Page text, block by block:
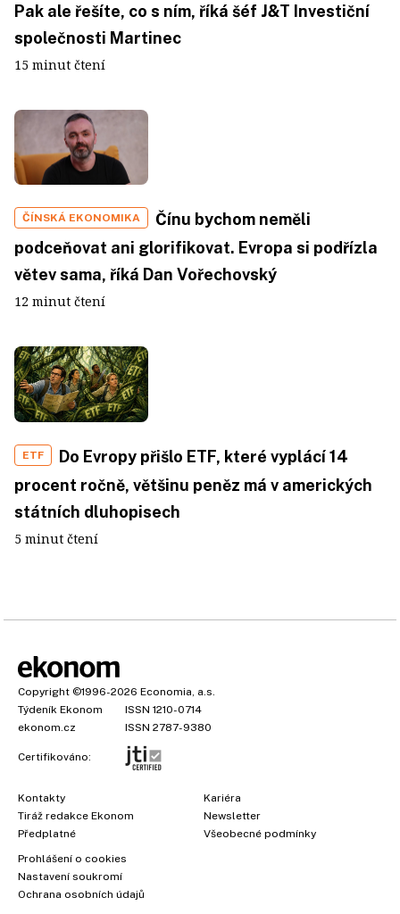
Pak ale řešíte, co s ním, říká šéf J&T Investiční
společnosti Martinec
15 minut čtení
ČÍNSKÁ EKONOMIKA
Čínu bychom neměli
podceňovat ani glorifikovat. Evropa si podřízla
větev sama, říká Dan Vořechovský
12 minut čtení
ETF
Do Evropy přišlo ETF, které vyplácí 14
procent ročně, většinu peněz má v amerických
státních dluhopisech
5 minut čtení
Copyright ©1996-2026 Economia, a.s.
Týdeník Ekonom
ISSN 1210-0714
ekonom.cz
ISSN 2787-9380
Certifikováno:
Kontakty
Tiráž redakce Ekonom
Předplatné
Kariéra
Newsletter
Všeobecné podmínky
Prohlášení o cookies
Nastavení soukromí
Ochrana osobních údajů